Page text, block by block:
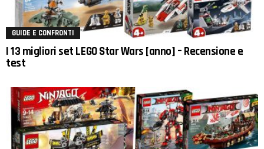
GUIDE E CONFRONTI
I 13 migliori set LEGO Star Wars [anno] – Recensione e
test